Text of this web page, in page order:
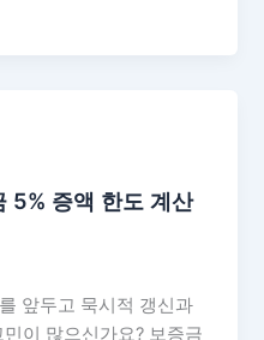
5% 증액 한도 계산
앞두고 묵시적 갱신과
이 많으신가요? 보증금